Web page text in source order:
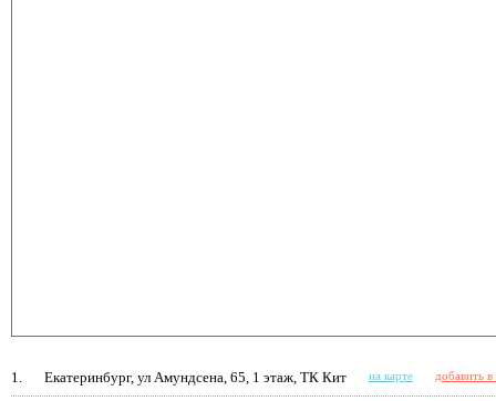
1. Екатеринбург, ул Амундсена, 65, 1 этаж, ТК Кит на карте добавить